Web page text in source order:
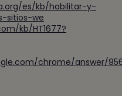
es/kb/habilitar-y-
sitios-we
kb/HT1677?
chrome/answer/